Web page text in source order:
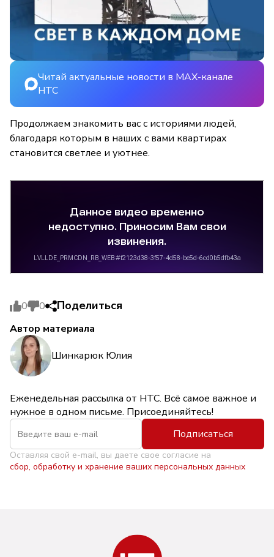
Читай актуальные новости в MAX-канале
НТС
Продолжаем знакомить вас с историями людей,
благодаря которым в наших с вами квартирах
становится светлее и уютнее.
0 0 Поделиться
Автор материала
Шинкарюк Юлия
Еженедельная рассылка от НТС. Всё самое важное и
нужное в одном письме. Присоединяйтесь!
Подписаться
Оставляя свой e-mail, вы даете свое согласие на
сбор, обработку и хранение ваших персональных данных